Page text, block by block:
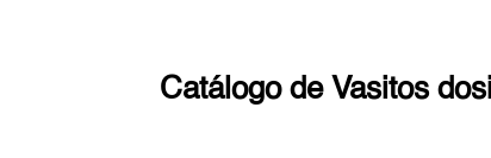
Catálogo de Vasitos